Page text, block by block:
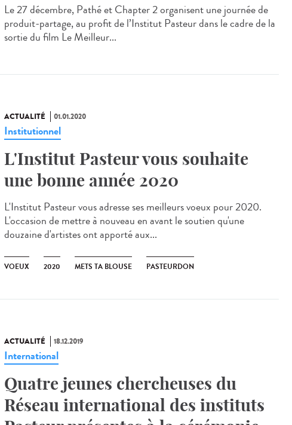
Le 27 décembre, Pathé et Chapter 2 organisent une journée de
produit-partage, au profit de l’Institut Pasteur dans le cadre de la
sortie du film Le Meilleur...
ACTUALITÉ 01.01.2020
Institutionnel
L'Institut Pasteur vous souhaite
une bonne année 2020
L'Institut Pasteur vous adresse ses meilleurs voeux pour 2020.
L'occasion de mettre à nouveau en avant le soutien qu'une
douzaine d'artistes ont apporté aux...
VOEUX 2020 METS TA BLOUSE PASTEURDON
ACTUALITÉ 18.12.2019
International
Quatre jeunes chercheuses du
Réseau international des instituts